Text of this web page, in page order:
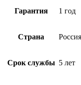
Гарантия 1 год
Страна Россия
Срок службы 5 лет